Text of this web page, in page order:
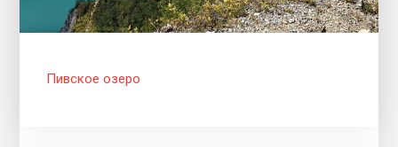
Пивское озеро